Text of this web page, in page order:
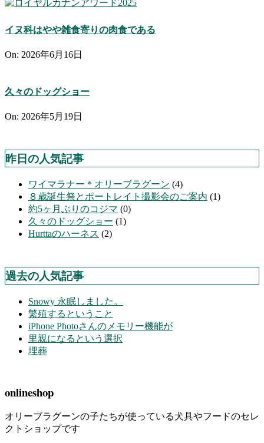
イヌ科はやや雑食寄りの肉食である
On: 2026年6月16日
久々のドッグショー
On: 2026年5月19日
昨日の人気記事
ワイマラナー＊オリーブラグーン (4)
８歳誕生祭とポートレイト撮影会のご案内 (1)
約5ヶ月ぶりのコジマ (0)
久々のドッグショー (1)
Hurttaのハーネス (2)
過去の人気記事
Snowy 永眠しました。
繁殖するということ
iPhone Photoさんのメモリー機能が
里親になるという選択
埋葬
onlineshop
オリーブラグーンの子たちが使っている犬具やフードのセレ
クトショップです